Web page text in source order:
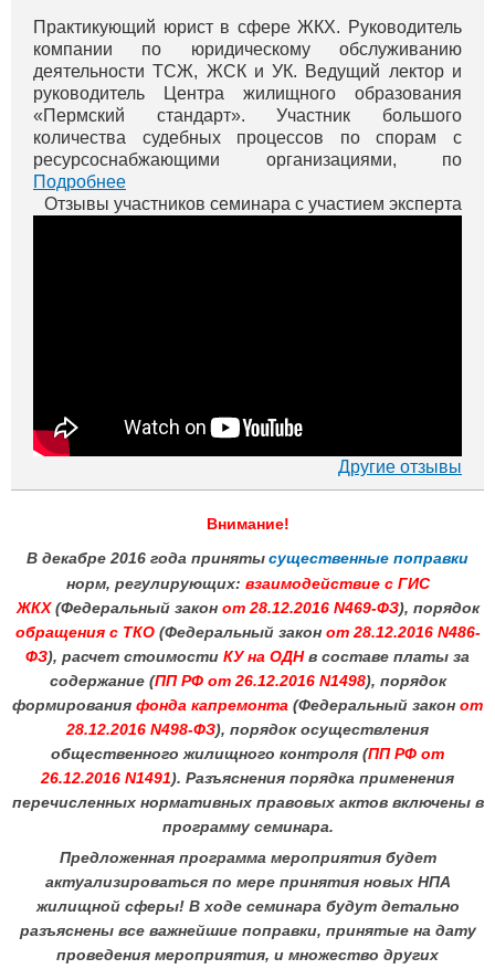
Практикующий юрист в сфере ЖКХ. Руководитель
компании по юридическому обслуживанию
деятельности ТСЖ, ЖСК и УК. Ведущий лектор и
руководитель Центра жилищного образования
«Пермский стандарт». Участник большого
количества судебных процессов по спорам с
ресурсоснабжающими организациями, по
оспариванию монопольного сговора тепловиков в
г. Перми. Вы можете просмотреть бесплатные вид...
Подробнее
Отзывы участников семинара с участием эксперта
Другие отзывы
Внимание!
В декабре 2016 года принятысущественные поправки
норм, регулирующих: взаимодействие с ГИС
ЖКХ(Федеральный закон от 28.12.2016 N469-ФЗ), порядок
обращения с ТКО(Федеральный закон от 28.12.2016 N486-
ФЗ), расчет стоимости КУ на ОДНв составе платы за
содержание (ПП РФ от 26.12.2016 N1498), порядок
формирования фонда капремонта (Федеральный закон от
28.12.2016 N498-ФЗ), порядок осуществления
общественного жилищного контроля (ПП РФ от
26.12.2016 N1491). Разъяснения порядка применения
перечисленных нормативных правовых актов включены в
программу семинара.
Предложенная программа мероприятия будет
актуализироваться по мере принятия новых НПА
жилищной сферы! В ходе семинара будут детально
разъяснены все важнейшие поправки, принятые на дату
проведения мероприятия, и множество других